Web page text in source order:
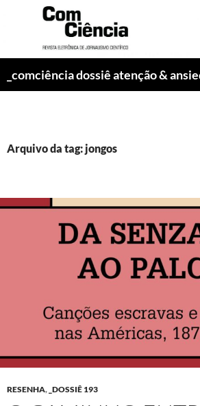
_comciência dossiê atenção &
Arquivo da tag: jongos
RESENHA, _DOSSIÊ 193